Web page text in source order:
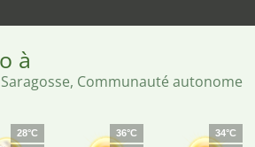
à
Communauté autonome
28°C
36°C
34°C